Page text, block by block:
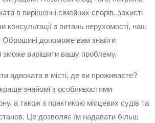
в вирішенні сімейних спорів, захисті
консультації з питань нерухомості, наш
Оброшині допоможе вам знайти
зможе вирішити вашу проблему.
адвоката в місті, де ви проживаєте?
знайомі з особливостями
а також з практикою місцевих судів та
Це дозволяє їм надавати більш